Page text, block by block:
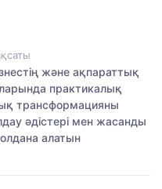
және ақпараттық
практикалық
трансформацияны
әдістері мен жасанды
алатын